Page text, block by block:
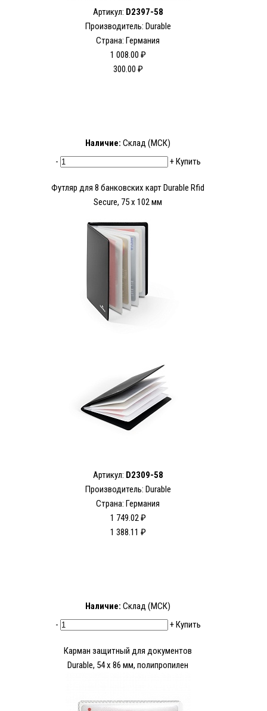
Артикул: D2397-58
Производитель: Durable
Страна: Германия
1 008.00 ₽
300.00 ₽
Наличие: Склад (МСК)
-
+Купить
Футляр для 8 банковских карт Durable Rfid
Secure, 75 х 102 мм
Артикул: D2309-58
Производитель: Durable
Страна: Германия
1 749.02 ₽
1 388.11 ₽
Наличие: Склад (МСК)
-
+Купить
Карман защитный для документов
Durable, 54 x 86 мм, полипропилен